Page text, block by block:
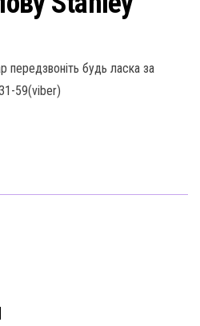
передзвоніть будь ласка за
59(viber)